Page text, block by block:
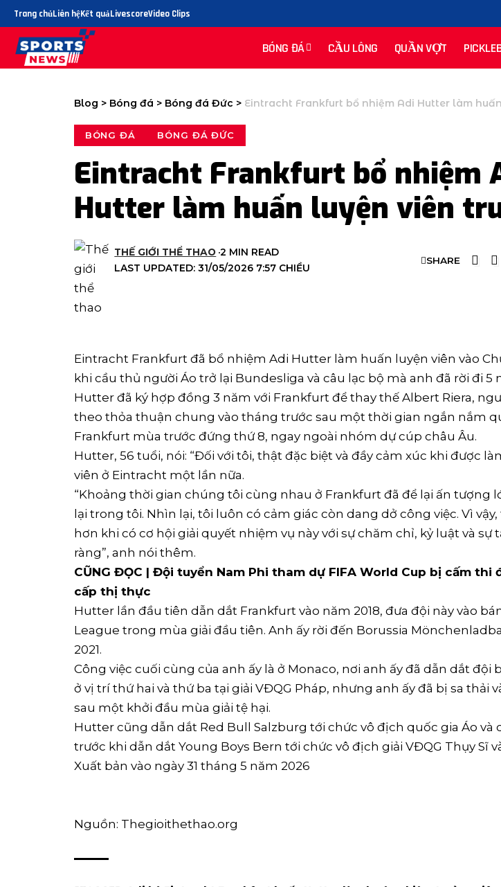
Trang chủLiên hệKết quảLivescoreVideo Clips
BÓNG ĐÁ CẦU LÔNG QUẦN VỢT
Blog > Bóng đá > Bóng đá Đức > Eintracht Frankfurt bổ nhiệm Adi Hutter làm huấn
BÓNG ĐÁ BÓNG ĐÁ ĐỨC
Eintracht Frankfurt bổ nhiệm
Hutter làm huấn luyện viên
LAST UPDATED: 31/05/2026 7:57 CHIỀU
THẾ GIỚI THỂ THAO 2 MIN READ
SHARE
Eintracht Frankfurt đã bổ nhiệm Adi Hutter làm huấn luyện viên vào
khi cầu thủ người Áo trở lại Bundesliga và câu lạc bộ mà anh đã rời đi 5
Hutter đã ký hợp đồng 3 năm với Frankfurt để thay thế Albert Riera,
theo thỏa thuận chung vào tháng trước sau một thời gian ngắn nắm
Frankfurt mùa trước đứng thứ 8, ngay ngoài nhóm dự cúp châu Âu.
Hutter, 56 tuổi, nói: “Đối với tôi, thật đặc biệt và đầy cảm xúc khi được
viên ở Eintracht một lần nữa.
“Khoảng thời gian chúng tôi cùng nhau ở Frankfurt đã để lại ấn tượng
lại trong tôi. Nhìn lại, tôi luôn có cảm giác còn dang dở công việc. Vì
hơn khi có cơ hội giải quyết nhiệm vụ này với sự chăm chỉ, kỷ luật và sự
ràng”, anh nói thêm.
CŨNG ĐỌC | Đội tuyển Nam Phi tham dự FIFA World Cup bị cấm thi
cấp thị thực
Hutter lần đầu tiên dẫn dắt Frankfurt vào năm 2018, đưa đội này vào
League trong mùa giải đầu tiên. Anh ấy rời đến Borussia
2021.
Công việc cuối cùng của anh ấy là ở Monaco, nơi anh ấy đã dẫn dắt đội
ở vị trí thứ hai và thứ ba tại giải VĐQG Pháp, nhưng anh ấy đã bị sa thải
sau một khởi đầu mùa giải tệ hại.
Hutter cũng dẫn dắt Red Bull Salzburg tới chức vô địch quốc gia Áo và
trước khi dẫn dắt Young Boys Bern tới chức vô địch giải VĐQG Thụy Sĩ
Xuất bản vào ngày 31 tháng 5 năm 2026
Nguồn: Thegioithethao.org